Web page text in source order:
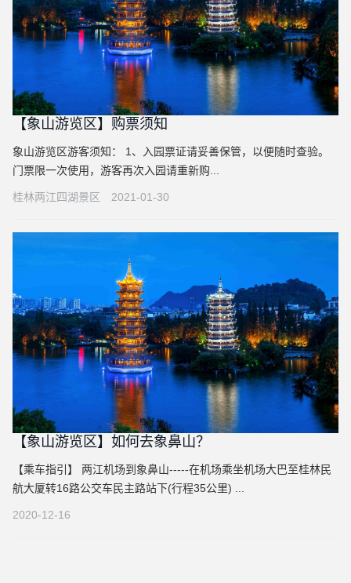
【象山游览区】购票须知
象山游览区游客须知： 1、入园票证请妥善保管，以便随时查验。
门票限一次使用，游客再次入园请重新购...
桂林两江四湖景区 2021-01-30
【象山游览区】如何去象鼻山？
【乘车指引】 两江机场到象鼻山-----在机场乘坐机场大巴至桂林民
航大厦转16路公交车民主路站下(行程35公里) ...
2020-12-16